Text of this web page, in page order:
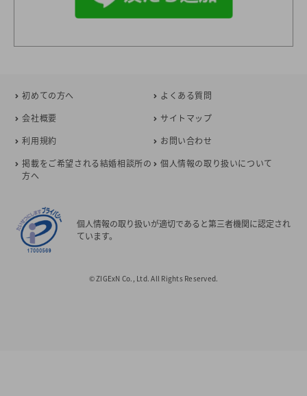
初めての方へ
よくある質問
会社概要
サイトマップ
利用規約
お問い合わせ
掲載をご希望される結婚相談所の
方へ
個人情報の取り扱いについて
個人情報の取り扱いが適切であると第三者機関に認定され
ています。
© ZIGExN Co., Ltd. All Rights Reserved.